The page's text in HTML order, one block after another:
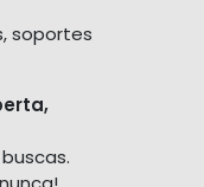
soportes